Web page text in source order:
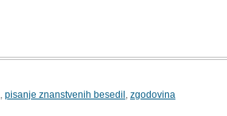
pisanje znanstvenih besedil zgodovina